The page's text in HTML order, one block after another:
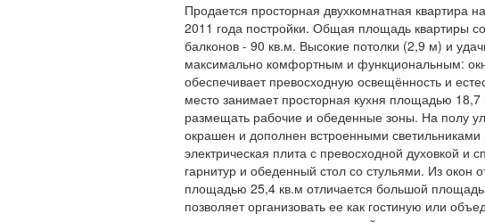
Продается просторная двухкомнатная квартира
2011 года постройки. Общая площадь квартиры
балконов - 90 кв.м. Высокие потолки (2,9 м) и
максимально комфортным и функциональным:
обеспечивает превосходную освещённость и
место занимает просторная кухня площадью
размещать рабочие и обеденные зоны. На полу
окрашен и дополнен встроенными
электрическая плита с превосходной духовкой и
гарнитур и обеденный стол со стульями. Из окон
площадью 25,4 кв.м отличается большой
позволяет организовать ее как гостиную или